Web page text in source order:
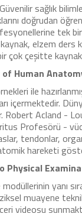
Güvenilir sağlık
doğrudan
tek
elzem ders
çok çeşitte kaynak
of Human
ile
içermektedir.
Acland -
Profesörü -
tendonlar,
hareketi
Physical
yanı
muayene
videosu